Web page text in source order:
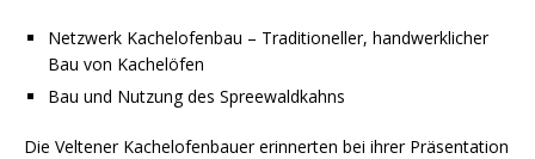
Netzwerk Kachelofenbau – Traditioneller, handwerklicher
Bau von Kachelöfen
Bau und Nutzung des Spreewaldkahns
Die Veltener Kachelofenbauer erinnerten bei ihrer Präsentation